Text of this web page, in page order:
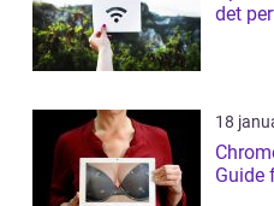
det
18
Guide